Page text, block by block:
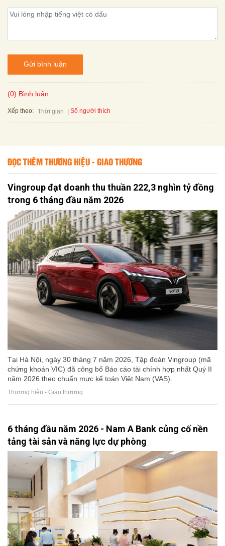
Gửi bình luận
(0) Bình luận
Xếp theo: Thời gian Số người thích
ĐỌC THÊM THƯƠNG HIỆU - GIAO THƯƠNG
Vingroup đạt doanh thu thuần 222,3 nghìn tỷ đồng
trong 6 tháng đầu năm 2026
Tại Hà Nội, ngày 30 tháng 7 năm 2026, Tập đoàn Vingroup (mã
chứng khoán VIC) đã công bố Báo cáo tài chính hợp nhất Quý II
năm 2026 theo chuẩn mực kế toán Việt Nam (VAS).
Thương hiệu - Giao thương
6 tháng đầu năm 2026 - Nam A Bank củng cố nền
tảng tài sản và năng lực dự phòng